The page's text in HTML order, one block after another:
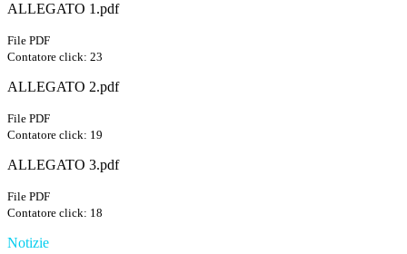
ALLEGATO 1.pdf
File PDF
Contatore click: 23
ALLEGATO 2.pdf
File PDF
Contatore click: 19
ALLEGATO 3.pdf
File PDF
Contatore click: 18
Notizie